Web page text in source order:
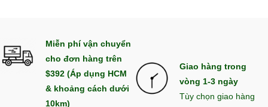
Miễn phí vận chuyển
cho đơn hàng trên
$392 (Áp dụng HCM
& khoảng cách dưới
10km)
Giao hàng trong
vòng 1-3 ngày
Tùy chọn giao hàng